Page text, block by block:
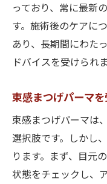
っており、常に最新
す。施術後のケアに
あり、長期間にわた
ドバイスを受けられま
束感まつげパーマ
束感まつげパーマは
選択肢です。しかし
ります。まず、目元
状態をチェックし、